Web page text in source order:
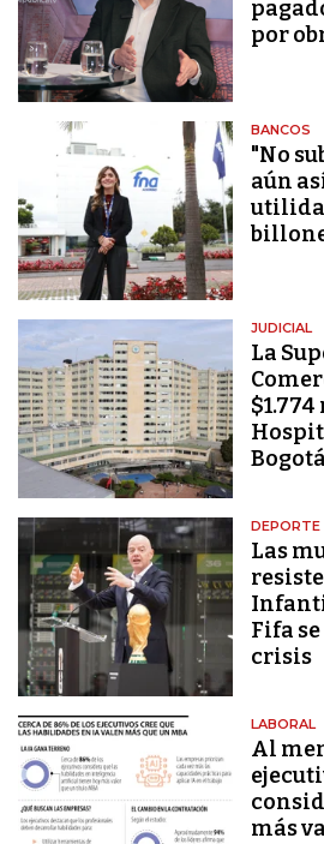
por
BANCOS
"No
aún
JUDICIAL
La
Bogotá
DEPORTE
Las
Fifa
crisis
LABORAL
Al
más